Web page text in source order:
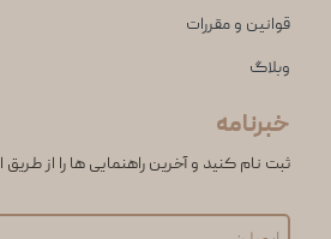
قوانین و مقررات
وبلاگ
خبرنامه
ثبت نام کنید و آخرین راهنمایی ها را از